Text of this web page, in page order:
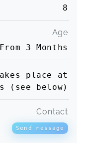
8
Age
From 3 Months
place at
(see below)
Contact
Send message